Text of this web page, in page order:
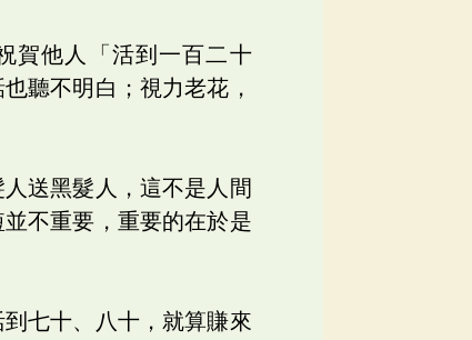
賀他人「活到一百二十
聽不明白；視力老花，
送黑髮人，這不是人間
不重要，重要的在於是
七十、八十，就算賺來